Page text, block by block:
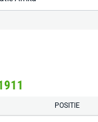
POSITIE